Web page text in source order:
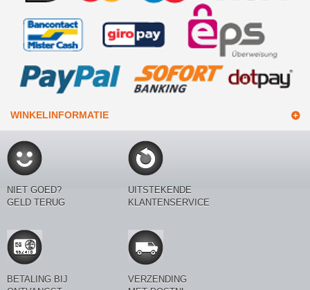
WINKELINFORMATIE
NIET GOED?
GELD TERUG
UITSTEKENDE
KLANTENSERVICE
BETALING BIJ
VERZENDING